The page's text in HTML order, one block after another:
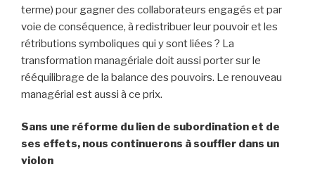
terme) pour gagner des collaborateurs engagés et par
voie de conséquence, à redistribuer leur pouvoir et les
rétributions symboliques qui y sont liées ? La
transformation managériale doit aussi porter sur le
rééquilibrage de la balance des pouvoirs. Le renouveau
managérial est aussi à ce prix.
Sans une réforme du lien de subordination et de
ses effets, nous continuerons à souffler dans un
violon